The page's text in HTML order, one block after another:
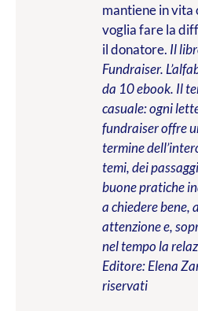
mantiene in vita
voglia fare la
il donatore. Il
Fundraiser.
da 10 ebook. Il
casuale: ogni
fundraiser offre
termine
temi, dei
buone pratiche
a chiedere bene,
attenzione e,
nel tempo la
Editore: Elena
riservati